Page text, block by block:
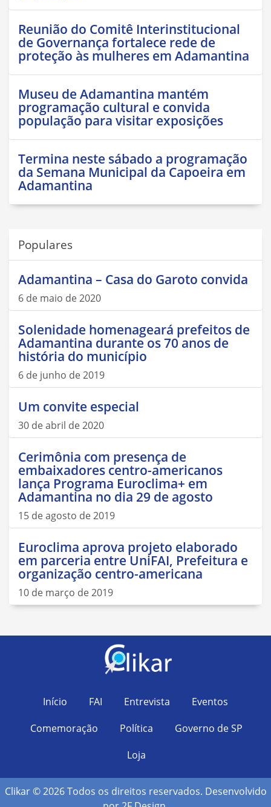
Reunião do Comitê Interinstitucional
de Governança fortalece rede de
proteção às mulheres em Adamantina
Museu de Adamantina mantém
programação cultural e convida
população para visitar exposições
Termina neste sábado a programação
da Semana Municipal da Capoeira em
Adamantina
Populares
Adamantina – Casa do Garoto convida
6 de maio de 2020
Solenidade homenageará prefeitos de
Adamantina durante os 70 anos de
história do município
6 de junho de 2019
Um convite especial
30 de abril de 2020
Cerimônia com presença de
embaixadores centro-americanos
lança Programa Euroclima+ em
Adamantina no dia 29 de agosto
15 de agosto de 2019
Euroclima aprova projeto elaborado
em parceria entre UniFAI, Prefeitura e
organização centro-americana
10 de março de 2019
Início FAI Entrevista
Eventos
Comemoração
Política
Governo de SP
Loja
Clikar © 2026 Todos os direitos reservados. Desenvolvido